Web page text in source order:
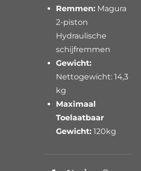
Remmen: Magura
2-piston
Hydraulische
schijfremmen
Gewicht:
Nettogewicht: 14,3
kg
Maximaal
Toelaatbaar
Gewicht: 120kg